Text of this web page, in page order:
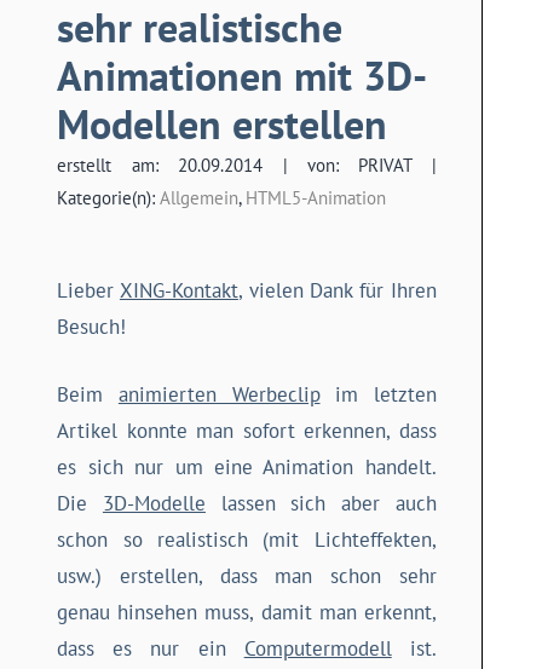
sehr realistische
Animationen mit 3D-
Modellen erstellen
erstellt am: 20.09.2014 | von: PRIVAT |
Kategorie(n):Allgemein, HTML5-Animation
Lieber XING-Kontakt, vielen Dank für Ihren
Besuch!
Beim animierten Werbeclipim letzten
Artikel konnte man sofort erkennen, dass
es sich nur um eine Animation handelt.
Die 3D-Modelle lassen sich aber auch
schon so realistisch (mit Lichteffekten,
usw.) erstellen, dass man schon sehr
genau hinsehen muss, damit man erkennt,
dass es nur ein Computermodellist.